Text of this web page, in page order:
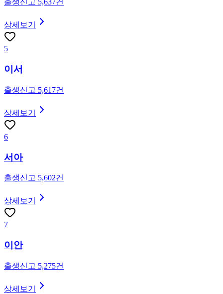
출생신고 5,637건
상세보기
5
이서
출생신고 5,617건
상세보기
6
서아
출생신고 5,602건
상세보기
7
이안
출생신고 5,275건
상세보기